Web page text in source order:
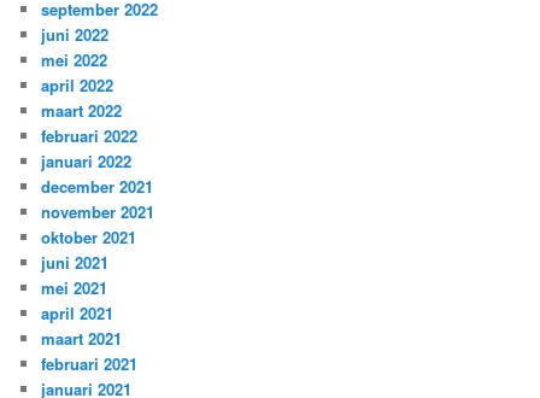
september 2022
juni 2022
mei 2022
april 2022
maart 2022
februari 2022
januari 2022
december 2021
november 2021
oktober 2021
juni 2021
mei 2021
april 2021
maart 2021
februari 2021
januari 2021